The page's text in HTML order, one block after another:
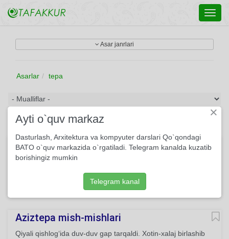
Asar janrlari
Asarlar tepa
Bolalikning so'nggi kunlari
U bahorni kutdi intizor, Yo‘llariga ko‘z tutdi ilhaq. Quyosh
Usmon Azim
Aziztepa mish-mishlari
Qiyali qishlog‘ida duv-duv gap tarqaldi. Xotin-xalaj birlashib
×
Ayti o`quv markaz
Dasturlash, Arxitektura va kompyuter darslari Qo`qondagi
BATO o`quv markazida o`rgatiladi. Telegram kanalda kuzatib
borishingiz mumkin
Telegram kanal